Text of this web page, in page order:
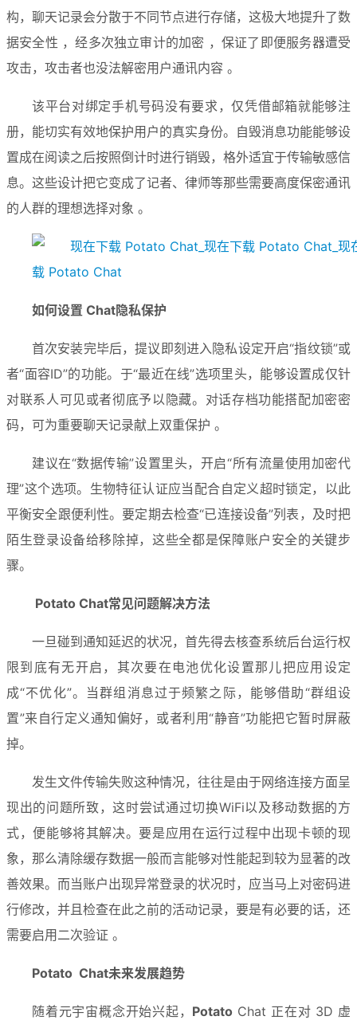
构，聊天记录会分散于不同节点进行存储，这极大地提升了数
据安全性 ，经多次独立审计的加密 ，保证了即便服务器遭受
攻击，攻击者也没法解密用户通讯内容 。
该平台对绑定手机号码没有要求，仅凭借邮箱就能够注
册，能切实有效地保护用户的真实身份。自毁消息功能能够设
置成在阅读之后按照倒计时进行销毁，格外适宜于传输敏感信
息。这些设计把它变成了记者、律师等那些需要高度保密通讯
的人群的理想选择对象 。
如何设置 Chat隐私保护
首次安装完毕后，提议即刻进入隐私设定开启“指纹锁”或
者“面容ID”的功能。于“最近在线”选项里头，能够设置成仅针
对联系人可见或者彻底予以隐藏。对话存档功能搭配加密密
码，可为重要聊天记录献上双重保护 。
建议在“数据传输”设置里头，开启“所有流量使用加密代
理”这个选项。生物特征认证应当配合自定义超时锁定，以此
平衡安全跟便利性。要定期去检查“已连接设备”列表，及时把
陌生登录设备给移除掉，这些全都是保障账户安全的关键步
骤。
Potato Chat常见问题解决方法
一旦碰到通知延迟的状况，首先得去核查系统后台运行权
限到底有无开启，其次要在电池优化设置那儿把应用设定
成“不优化”。当群组消息过于频繁之际，能够借助“群组设
置”来自行定义通知偏好，或者利用“静音”功能把它暂时屏蔽
掉。
发生文件传输失败这种情况，往往是由于网络连接方面呈
现出的问题所致，这时尝试通过切换WiFi以及移动数据的方
式，便能够将其解决。要是应用在运行过程中出现卡顿的现
象，那么清除缓存数据一般而言能够对性能起到较为显著的改
善效果。而当账户出现异常登录的状况时，应当马上对密码进
行修改，并且检查在此之前的活动记录，要是有必要的话，还
需要启用二次验证 。
Potato Chat未来发展趋势
随着元宇宙概念开始兴起， Potato Chat 正在对 3D 虚